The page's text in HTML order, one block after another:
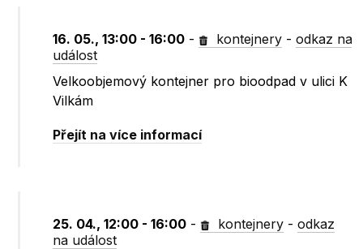
16. 05., 13:00 - 16:00 - kontejnery -odkaz na
událost
Velkoobjemový kontejner pro bioodpad v ulici K
Vilkám
Přejít na více informací
25. 04., 12:00 - 16:00 - kontejnery -odkaz
na událost